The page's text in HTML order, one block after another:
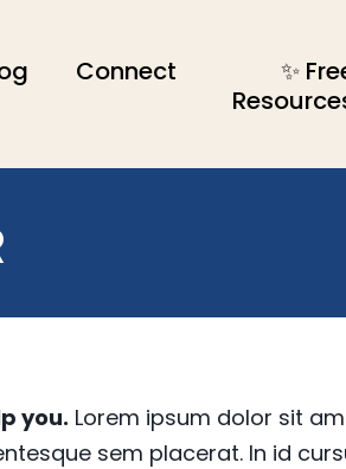
Connect
✨
you. Lorem ipsum dolor sit
sem placerat. In id